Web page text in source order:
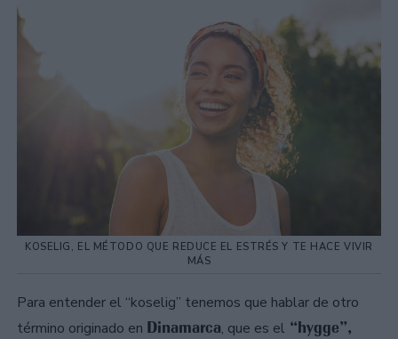
KOSELIG, EL MÉTODO QUE REDUCE EL ESTRÉS Y TE HACE VIVIR
MÁS
Para entender el “koselig” tenemos que hablar de otro
término originado en Dinamarca, que es el “hygge”,